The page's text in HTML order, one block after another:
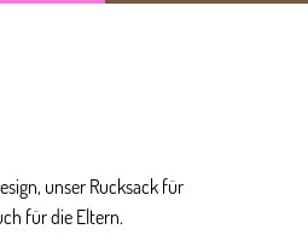
unser Rucksack für
für die Eltern.